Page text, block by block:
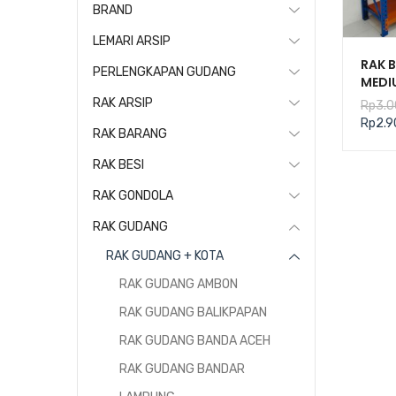
RAK
TIPE
Rp
Rp
BRAND
LEMARI ARSIP
PERLENGKAPAN GUDANG
RAK ARSIP
RAK BARANG
RAK BESI
RAK GONDOLA
RAK GUDANG
RAK GUDANG + KOTA
RAK GUDANG AMBON
RAK GUDANG BALIKPAPAN
RAK GUDANG BANDA ACEH
RAK GUDANG BANDAR